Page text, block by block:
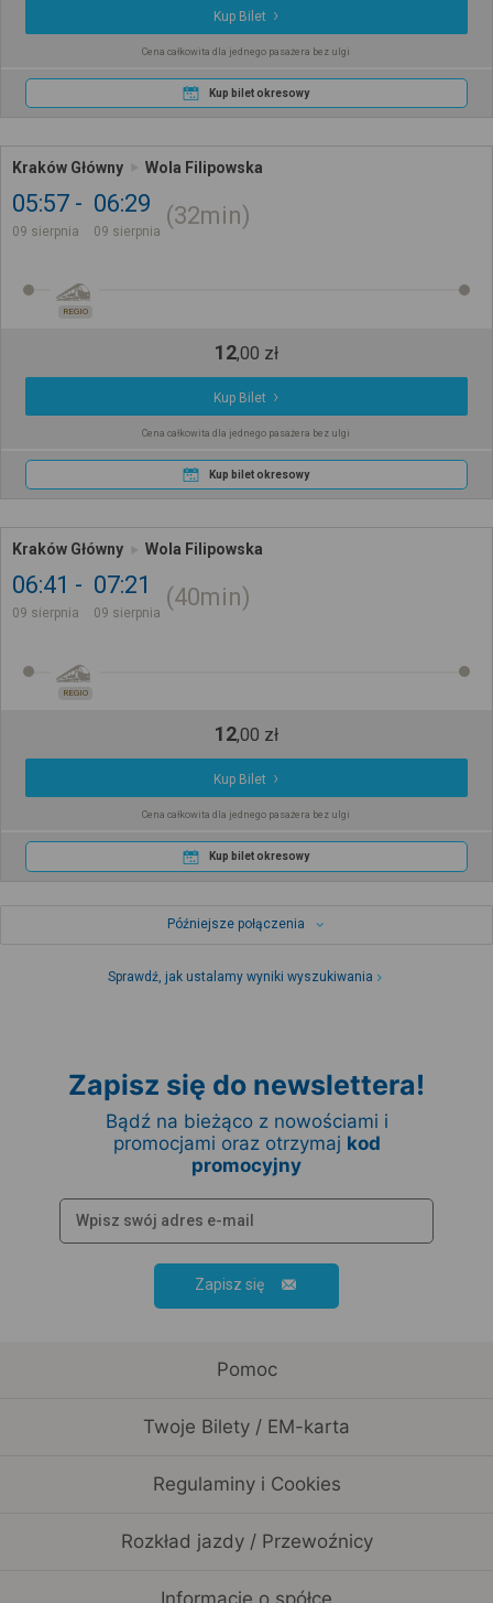
Kup Bilet
Cena całkowita dla jednego pasażera bez ulgi
Kup bilet okresowy
Kraków Główny Wola Filipowska
05:57
09 sierpnia
06:29
09 sierpnia
32min
REGIO
12,00 zł
Kup Bilet
Cena całkowita dla jednego pasażera bez ulgi
Kup bilet okresowy
Kraków Główny Wola Filipowska
06:41
09 sierpnia
07:21
09 sierpnia
40min
REGIO
12,00 zł
Kup Bilet
Cena całkowita dla jednego pasażera bez ulgi
Kup bilet okresowy
Późniejsze połączenia
Sprawdź, jak ustalamy wyniki wyszukiwania
Zapisz się do newslettera!
Bądź na bieżąco z nowościami i
promocjami oraz otrzymaj kod
promocyjny
Zapisz się
Pomoc
Twoje Bilety / EM-karta
Regulaminy i Cookies
Rozkład jazdy / Przewoźnicy
Informacje o spółce